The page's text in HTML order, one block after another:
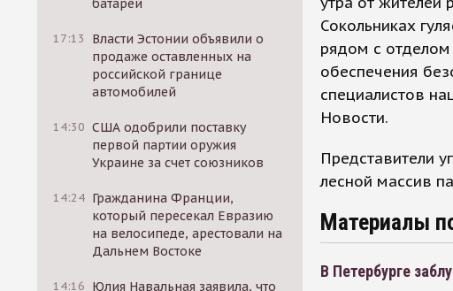
батарей
17:13
Власти Эстонии объявили о
продаже оставленных на
российской границе
автомобилей
14:30 США одобрили поставку
первой партии оружия
Украине за счет союзников
14:24 Гражданина Франции,
который пересекал Евразию
на велосипеде, арестовали на
Дальнем Востоке
14:16 Юлия Навальная заявила, что
Сокольниках
рядом с отделом
обеспечения
специалистов
Новости.
Представители
лесной массив
Материалы
В Петербурге